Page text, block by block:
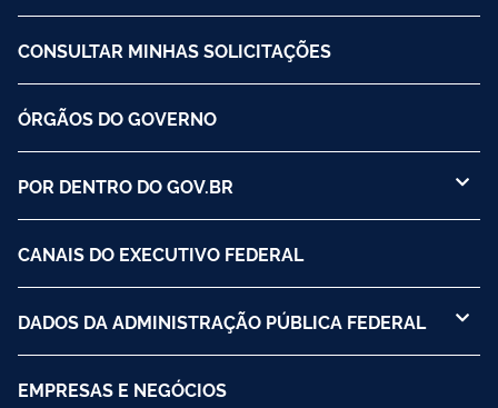
CONSULTAR MINHAS SOLICITAÇÕES
ÓRGÃOS DO GOVERNO
POR DENTRO DO GOV.BR
CANAIS DO EXECUTIVO FEDERAL
DADOS DA ADMINISTRAÇÃO PÚBLICA FEDERAL
EMPRESAS E NEGÓCIOS